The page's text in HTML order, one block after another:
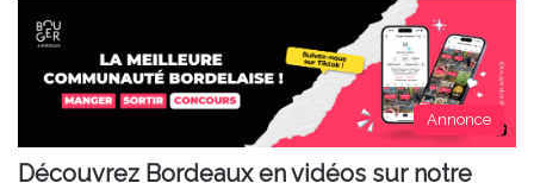
Annonce
Découvrez Bordeaux en vidéos sur notre